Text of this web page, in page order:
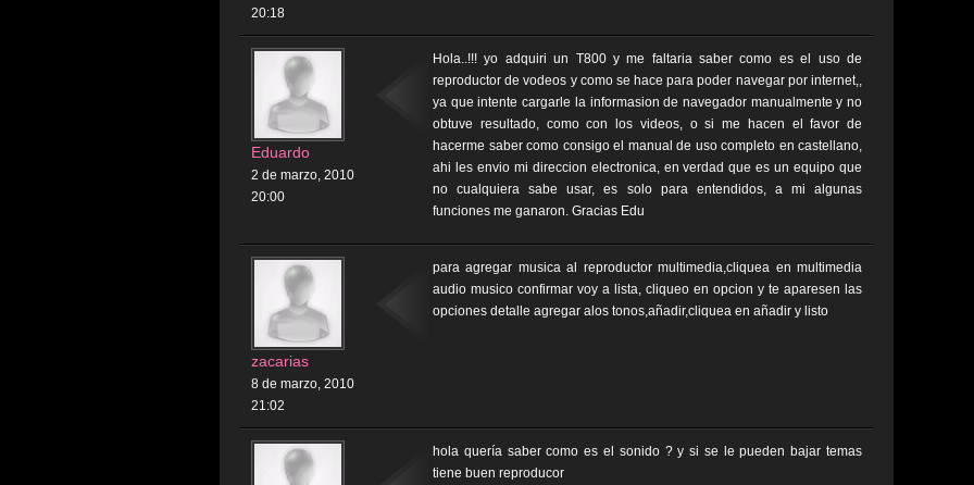
20:18
Eduardo
2 de marzo, 2010
20:00
Hola..!!! yo adquiri un T800 y me faltaria saber como es el uso de
reproductor de vodeos y como se hace para poder navegar por internet,,
ya que intente cargarle la informasion de navegador manualmente y no
obtuve resultado, como con los videos, o si me hacen el favor de
hacerme saber como consigo el manual de uso completo en castellano,
ahi les envio mi direccion electronica, en verdad que es un equipo que
no cualquiera sabe usar, es solo para entendidos, a mi algunas
funciones me ganaron. Gracias Edu
zacarias
8 de marzo, 2010
21:02
para agregar musica al reproductor multimedia,cliquea en multimedia
audio musico confirmar voy a lista, cliqueo en opcion y te aparesen las
opciones detalle agregar alos tonos,añadir,cliquea en añadir y listo
hola quería saber como es el sonido ? y si se le pueden bajar temas
tiene buen reproducor